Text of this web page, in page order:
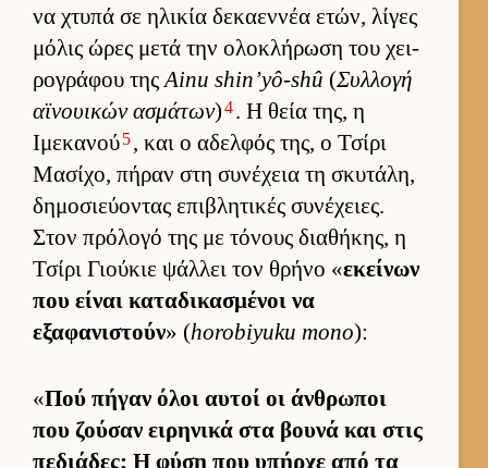
να χτυπά σε ηλικία δεκαεν­νέα ετών, λίγες
μόλις ώρες μετά την ολοκλήρωση του χει­
ρογράφου τηςAinu shin’yô-shû (Συλ­λογή
αϊνουι­κών ασμάτων)4. Η θεία της, η
Ιμεκανού5, και ο αδελ­φός της, ο Τσίρι
Μασίχο, πήραν στη συνέχεια τη σκυτάλη,
δημοσιεύ­οντας επιβλητικές συνέχειες.
Στον πρόλογό της με τόνους δια­θήκης, η
Τσίρι Γιού­κιε ψάλ­λει τον θρήνο «εκεί­νων
που εί­ναι καταδικασμένοι να
εξαφανιστούν» (horobiyuku mono):
«Πού πήγαν όλοι αυ­τοί οι άν­θρωποι
που ζού­σαν ει­ρηνικά στα βουνά και στις
πεδιάδες; Η φύση που υπήρχε από τα